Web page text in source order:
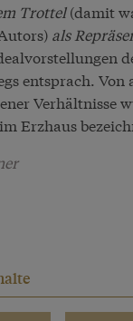
Trottel(damit
als
entsprach. Von
Verhältnisse
Erzhaus